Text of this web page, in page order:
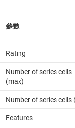
Rating
Number of series cells
(max)
Number of series cells
Features